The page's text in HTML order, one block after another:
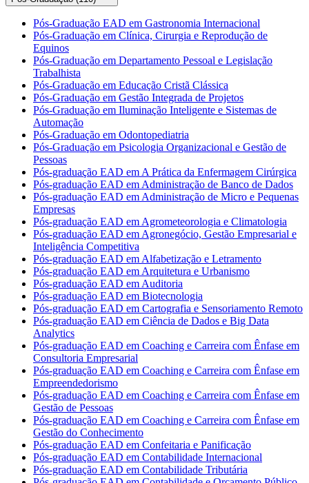
Pós-Graduação EAD em Gastronomia Internacional
Pós-Graduação em Clínica, Cirurgia e Reprodução de
Equinos
Pós-Graduação em Departamento Pessoal e Legislação
Trabalhista
Pós-Graduação em Educação Cristã Clássica
Pós-Graduação em Gestão Integrada de Projetos
Pós-Graduação em Iluminação Inteligente e Sistemas de
Automação
Pós-Graduação em Odontopediatria
Pós-Graduação em Psicologia Organizacional e Gestão de
Pessoas
Pós-graduação EAD em A Prática da Enfermagem Cirúrgica
Pós-graduação EAD em Administração de Banco de Dados
Pós-graduação EAD em Administração de Micro e Pequenas
Empresas
Pós-graduação EAD em Agrometeorologia e Climatologia
Pós-graduação EAD em Agronegócio, Gestão Empresarial e
Inteligência Competitiva
Pós-graduação EAD em Alfabetização e Letramento
Pós-graduação EAD em Arquitetura e Urbanismo
Pós-graduação EAD em Auditoria
Pós-graduação EAD em Biotecnologia
Pós-graduação EAD em Cartografia e Sensoriamento Remoto
Pós-graduação EAD em Ciência de Dados e Big Data
Analytics
Pós-graduação EAD em Coaching e Carreira com Ênfase em
Consultoria Empresarial
Pós-graduação EAD em Coaching e Carreira com Ênfase em
Empreendedorismo
Pós-graduação EAD em Coaching e Carreira com Ênfase em
Gestão de Pessoas
Pós-graduação EAD em Coaching e Carreira com Ênfase em
Gestão do Conhecimento
Pós-graduação EAD em Confeitaria e Panificação
Pós-graduação EAD em Contabilidade Internacional
Pós-graduação EAD em Contabilidade Tributária